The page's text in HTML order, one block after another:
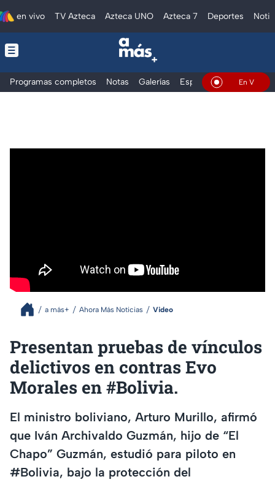
en vivo TV Azteca Azteca UNO Azteca 7 Deportes
Programas completos Notas Galerías Especiales En Vivo
a más+ Ahora Más Noticias Video
Presentan pruebas de vínculos
delictivos en contras Evo
Morales en #Bolivia.
El ministro boliviano, Arturo Murillo, afirmó
que Iván Archivaldo Guzmán, hijo de “El
Chapo” Guzmán, estudió para piloto en
#Bolivia, bajo la protección del